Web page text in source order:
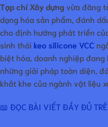
Tạp chí Xây dựngvừa đăng
dạng hóa sản phẩm, đánh
cho định hướng phát triển
sinh thái keo silicone VCC
biệt hóa, doanh nghiệp
những giải pháp toàn diện,
khắt khe của ngành vật liệu
📖 ĐỌC BÀI VIẾT ĐẦY ĐỦ